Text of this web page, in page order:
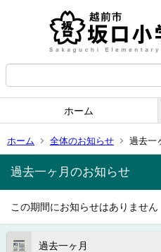
ホーム
ホーム 全体のお知らせ 過去一
過去一ヶ月
過去一ヶ月のお知らせ
この期間にお知らせはありません